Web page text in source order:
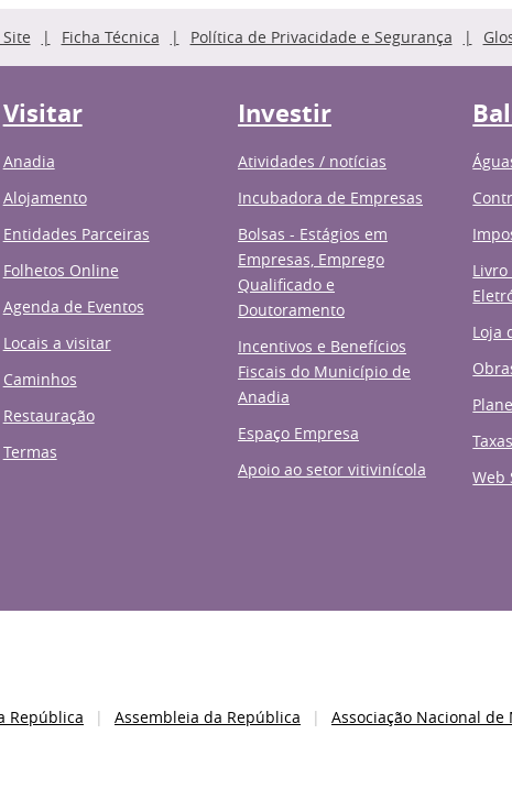
Ficha Técnica Política de Privacidade e Segurança
Visitar
Anadia
Alojamento
Entidades Parceiras
Folhetos Online
Agenda de Eventos
Locais a visitar
Caminhos
Restauração
Termas
Investir
Atividades / notícias
Incubadora de Empresas
Bolsas - Estágios em
Empresas, Emprego
Qualificado e
Doutoramento
Incentivos e Benefícios
Fiscais do Município de
Anadia
Espaço Empresa
Apoio ao setor vitivinícola
Livro
Loja
Web
República Assembleia da República Associação Nacional de